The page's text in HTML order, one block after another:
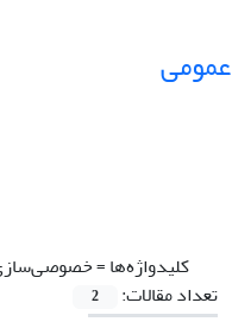
کلیدواژه‌ها =
تعداد مقالات:
2